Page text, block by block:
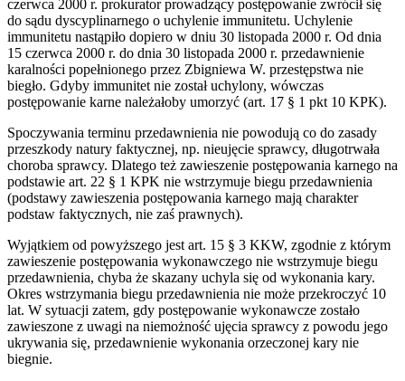
czerwca 2000 r. prokurator prowadzący postępowanie zwrócił się
do sądu dyscyplinarnego o uchylenie immunitetu. Uchylenie
immunitetu nastąpiło dopiero w dniu 30 listopada 2000 r. Od dnia
15 czerwca 2000 r. do dnia 30 listopada 2000 r. przedawnienie
karalności popełnionego przez Zbigniewa W. przestępstwa nie
biegło. Gdyby immunitet nie został uchylony, wówczas
postępowanie karne należałoby umorzyć (art. 17 § 1 pkt 10 KPK).
Spoczywania terminu przedawnienia nie powodują co do zasady
przeszkody natury faktycznej, np. nieujęcie sprawcy, długotrwała
choroba sprawcy. Dlatego też zawieszenie postępowania karnego na
podstawie art. 22 § 1 KPK nie wstrzymuje biegu przedawnienia
(podstawy zawieszenia postępowania karnego mają charakter
podstaw faktycznych, nie zaś prawnych).
Wyjątkiem od powyższego jest art. 15 § 3 KKW, zgodnie z którym
zawieszenie postępowania wykonawczego nie wstrzymuje biegu
przedawnienia, chyba że skazany uchyla się od wykonania kary.
Okres wstrzymania biegu przedawnienia nie może przekroczyć 10
lat. W sytuacji zatem, gdy postępowanie wykonawcze zostało
zawieszone z uwagi na niemożność ujęcia sprawcy z powodu jego
ukrywania się, przedawnienie wykonania orzeczonej kary nie
biegnie.